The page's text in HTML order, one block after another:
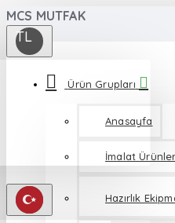
MCS MUTFAK
TL
Ürün Grupları
Anasayfa
İmalat
Hazırlık